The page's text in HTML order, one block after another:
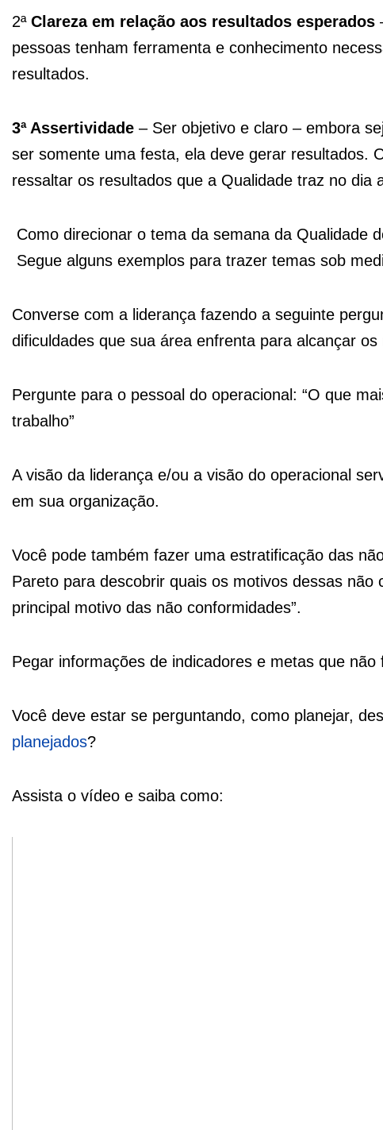
2ª Clareza em relação aos resultados esperados
pessoas tenham ferramenta e conhecimento
resultados.
3ª Assertividade – Ser objetivo e claro – embora
ser somente uma festa, ela deve gerar resultados.
ressaltar os resultados que a Qualidade traz no dia
Como direcionar o tema da semana da Qualidade
Segue alguns exemplos para trazer temas sob
Converse com a liderança fazendo a seguinte
dificuldades que sua área enfrenta para alcançar os
Pergunte para o pessoal do operacional: “O que
trabalho”
A visão da liderança e/ou a visão do operacional
em sua organização.
Você pode também fazer uma estratificação das
Pareto para descobrir quais os motivos dessas
principal motivo das não conformidades”.
Pegar informações de indicadores e metas que não
Você deve estar se perguntando, como planejar,
planejados?
Assista o vídeo e saiba como: